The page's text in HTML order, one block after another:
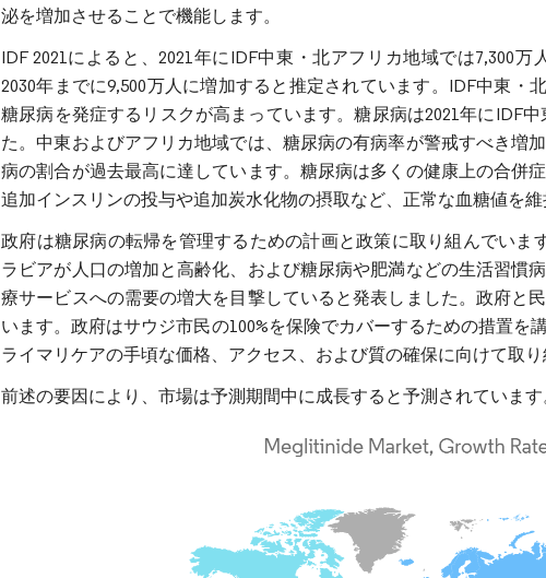
泌を増加させることで機能します。
IDF 2021によると、2021年にIDF中東・北アフリカ地域では7,300
2030年までに9,500万人に増加すると推定されています。IDF中東・
糖尿病を発症するリスクが高まっています。糖尿病は2021年にIDF
た。中東およびアフリカ地域では、糖尿病の有病率が警戒すべき増
病の割合が過去最高に達しています。糖尿病は多くの健康上の合併
追加インスリンの投与や追加炭水化物の摂取など、正常な血糖値を
政府は糖尿病の転帰を管理するための計画と政策に取り組んでいま
ラビアが人口の増加と高齢化、および糖尿病や肥満などの生活習慣
療サービスへの需要の増大を目撃していると発表しました。政府と
います。政府はサウジ市民の100%を保険でカバーするための措置
ライマリケアの手頃な価格、アクセス、および質の確保に向けて取り
前述の要因により、市場は予測期間中に成長すると予測されています